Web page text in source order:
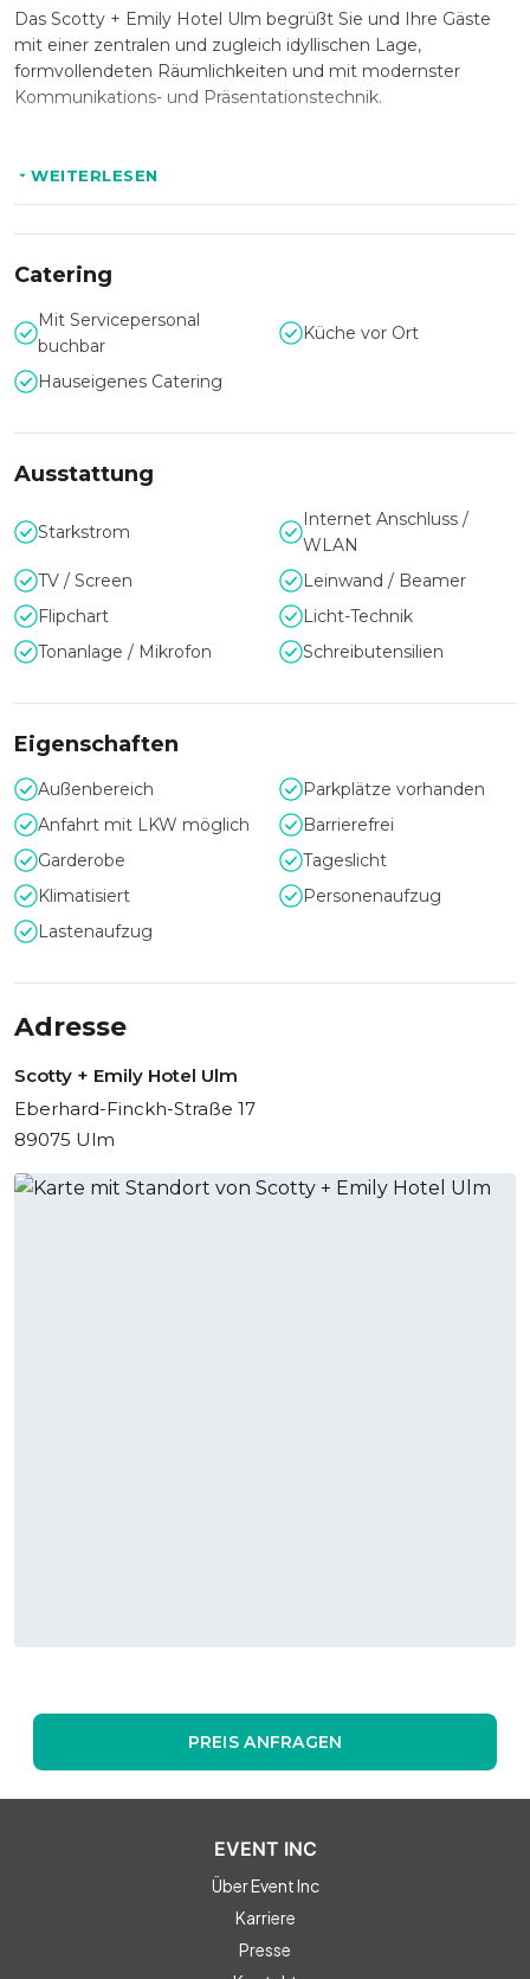
Das Scotty + Emily Hotel Ulm begrüßt Sie und Ihre Gäste
mit einer zentralen und zugleich idyllischen Lage,
formvollendeten Räumlichkeiten und mit modernster
Kommunikations- und Präsentationstechnik.
Ihr Event in einem 4-Sterne-Hotel
Tagungen, PR & Marketing Events, Meetings, Dinner
Feierlichkeiten und aufregende Foto- und Filmevents.
Lage und Service
Durch die zentrale sowie verkehrsgünstigen Lage wird eine
Verkehrsmitteln als auch mit dem PKW ermöglicht.
Gern steht Ihnen das erfahrene, kompetente und
professionelle Team bei der Planung, im Aufbau und bei der
Durchführung eines Events mit Rat und Tat zur Seite.
WEITERLESEN
Catering
Mit Servicepersonal
buchbar
Küche vor Ort
Hauseigenes Catering
Ausstattung
Starkstrom
Internet Anschluss /
WLAN
TV / Screen
Leinwand / Beamer
Flipchart
Licht-Technik
Tonanlage / Mikrofon
Schreibutensilien
Eigenschaften
Außenbereich
Parkplätze vorhanden
Anfahrt mit LKW möglich
Barrierefrei
Garderobe
Tageslicht
Klimatisiert
Personenaufzug
Lastenaufzug
Adresse
Scotty + Emily Hotel Ulm
Eberhard-Finckh-Straße 17
89075 Ulm
PREIS ANFRAGEN
EVENT INC
Über Event Inc
Karriere
Presse